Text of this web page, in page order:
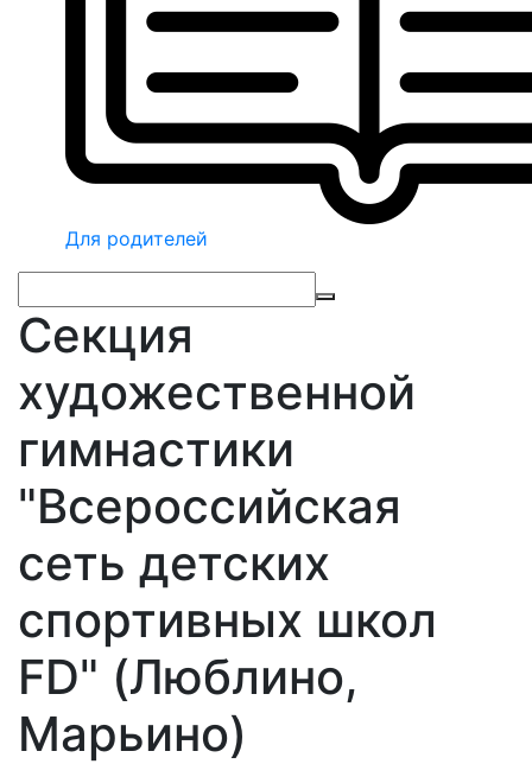
Для родителей
Секция
художественной
гимнастики
"Всероссийская
сеть детских
спортивных школ
FD" (Люблино,
Марьино)